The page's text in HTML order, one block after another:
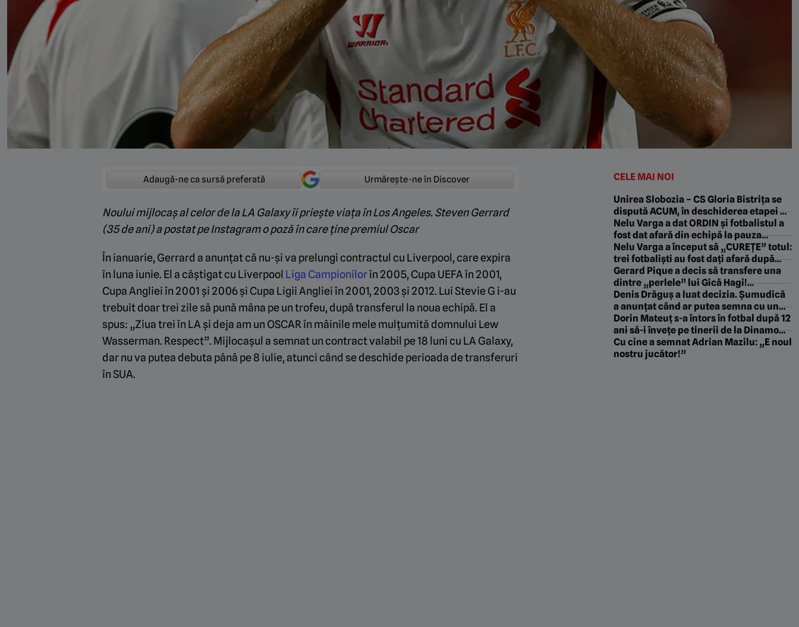
Adaugă-ne ca sursă preferată Urmărește-ne în Discover
Noului mijlocaș al celor de la LA Galaxy îi priește viața în Los Angeles. Steven Gerrard
(35 de ani) a postat pe Instagram o poză în care ține premiul Oscar
În ianuarie, Gerrard a anunțat că nu-și va prelungi contractul cu Liverpool, care expira
în luna iunie. El a câștigat cu Liverpool Liga Campionilorîn 2005, Cupa UEFA în 2001,
Cupa Angliei în 2001 și 2006 și Cupa Ligii Angliei în 2001, 2003 și 2012. Lui Stevie G i-au
trebuit doar trei zile să pună mâna pe un trofeu, după transferul la noua echipă. El a
spus: „Ziua trei în LA și deja am un OSCAR în mâinile mele mulțumită domnului Lew
Wasserman. Respect”. Mijlocașul a semnat un contract valabil pe 18 luni cu LA Galaxy,
dar nu va putea debuta până pe 8 iulie, atunci când se deschide perioada de transferuri
în SUA.
CELE MAI NOI
Unirea Slobozia – CS Gloria Bistrița se
dispută ACUM, în deschiderea etapei a
2-a a Ligii 2
Nelu Varga a dat ORDIN și fotbalistul a
fost dat afară din echipă la pauza
meciului CFR – Tromso 0-5: „SCOATE-L
pe ăla!”
Nelu Varga a început să „CUREȚE” totul:
trei fotbaliști au fost dați afară după
rușinea cu Tromso!
Gerard Pique a decis să transfere una
dintre „perlele” lui Gică Hagi!
Fotbalistul se antrenează deja la echipa
catalanului
Denis Drăguș a luat decizia. Șumudică
a anunțat când ar putea semna cu un
club din Superliga, care nu e FCSB: „L-a
întărâtat!”
Dorin Mateuț s-a întors în fotbal după 12
ani să-i învețe pe tinerii de la Dinamo
cum să dea „Bilbao”: „Gleznă, minte și
exercițiu”. EXCLUSIV
Cu cine a semnat Adrian Mazilu: „E noul
nostru jucător!”